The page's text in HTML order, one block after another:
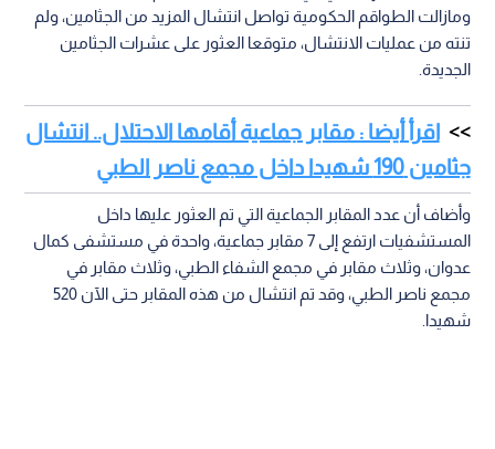
ومازالت الطواقم الحكومية تواصل انتشال المزيد من الجثامين، ولم
تنته من عمليات الانتشال، متوقعا العثور على عشرات الجثامين
الجديدة.
اقرأ أيضا : مقابر جماعية أقامها الاحتلال.. انتشال
جثامين 190 شهيدا داخل مجمع ناصر الطبي
وأضاف أن عدد المقابر الجماعية التي تم العثور عليها داخل
المستشفيات ارتفع إلى 7 مقابر جماعية، واحدة في مستشفى كمال
عدوان، وثلاث مقابر في مجمع الشفاء الطبي، وثلاث مقابر في
مجمع ناصر الطبي، وقد تم انتشال من هذه المقابر حتى الآن 520
شهيدا.